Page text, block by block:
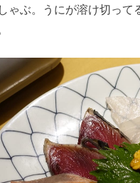
ゃぶ。うにが溶け切っ